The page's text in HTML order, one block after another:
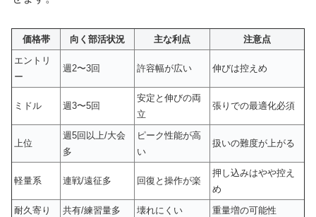
価格帯 向く部活状況 主な利点
注意点
エントリ
ー
週2〜3回 許容幅が広い 伸びは控えめ
ミドル 週3〜5回
安定と伸びの両
立
張りでの最適化必須
上位
週5回以上/大会
多
ピーク性能が高
い
扱いの難度が上がる
軽量系 連戦/遠征多 回復と操作が楽
押し込みはやや控え
め
耐久寄り
共有/練習量多 壊れにくい
重量増の可能性